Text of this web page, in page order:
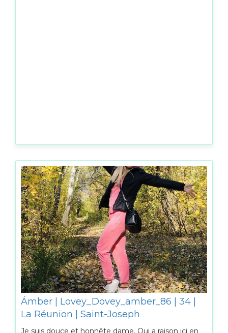
Ámber | Lovey_Dovey_amber_86 | 34 |
La Réunion | Saint-Joseph
Je suis douce et honnête dame. Qui a raison ici en